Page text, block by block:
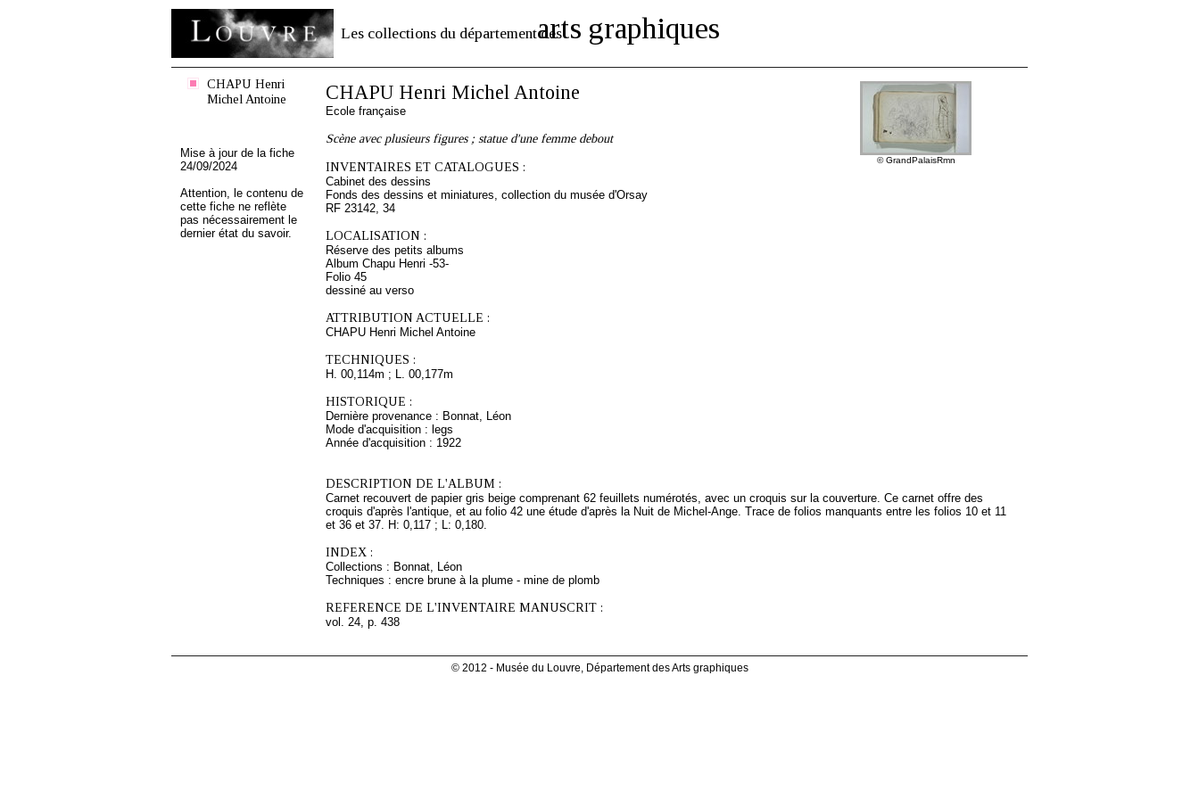
Les collections du département desarts graphiques
CHAPU Henri
Michel Antoine
Mise à jour de la fiche
24/09/2024
Attention, le contenu de
cette fiche ne reflète
pas nécessairement le
dernier état du savoir.
© GrandPalaisRmn
CHAPU Henri Michel Antoine
Ecole française
Scène avec plusieurs figures ; statue d'une femme debout
INVENTAIRES ET CATALOGUES :
Cabinet des dessins
Fonds des dessins et miniatures, collection du musée d'Orsay
RF 23142, 34
LOCALISATION :
Réserve des petits albums
Album Chapu Henri -53-
Folio 45
dessiné au verso
ATTRIBUTION ACTUELLE :
CHAPU Henri Michel Antoine
TECHNIQUES :
H. 00,114m ; L. 00,177m
HISTORIQUE :
Dernière provenance : Bonnat, Léon
Mode d'acquisition : legs
Année d'acquisition : 1922
DESCRIPTION DE L'ALBUM :
Carnet recouvert de papier gris beige comprenant 62 feuillets numérotés, avec un croquis sur la couverture. Ce carnet offre des
croquis d'après l'antique, et au folio 42 une étude d'après la Nuit de Michel-Ange. Trace de folios manquants entre les folios 10 et 11
et 36 et 37. H: 0,117 ; L: 0,180.
INDEX :
Collections : Bonnat, Léon
Techniques : encre brune à la plume - mine de plomb
REFERENCE DE L'INVENTAIRE MANUSCRIT :
vol. 24, p. 438
© 2012 - Musée du Louvre, Département des Arts graphiques